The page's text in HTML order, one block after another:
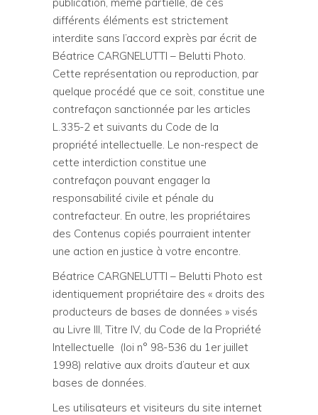
différents éléments est strictement
interdite sans l’accord exprès par écrit de
Béatrice CARGNELUTTI – Belutti Photo.
Cette représentation ou reproduction, par
quelque procédé que ce soit, constitue une
contrefaçon sanctionnée par les articles
L.335-2 et suivants du Code de la
propriété intellectuelle. Le non-respect de
cette interdiction constitue une
contrefaçon pouvant engager la
responsabilité civile et pénale du
contrefacteur. En outre, les propriétaires
des Contenus copiés pourraient intenter
une action en justice à votre encontre.
Béatrice CARGNELUTTI – Belutti Photo est
identiquement propriétaire des « droits des
producteurs de bases de données » visés
au Livre III, Titre IV, du Code de la Propriété
Intellectuelle (loi n° 98-536 du 1er juillet
1998) relative aux droits d’auteur et aux
bases de données.
Les utilisateurs et visiteurs du site internet